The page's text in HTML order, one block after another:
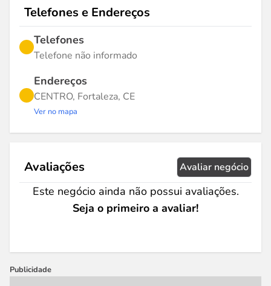
Telefones e Endereços
Telefones
Telefone não informado
Endereços
CENTRO, Fortaleza, CE
Ver no mapa
Avaliações Avaliar negócio
Este negócio ainda não possui avaliações.
Seja o primeiro a avaliar!
Publicidade